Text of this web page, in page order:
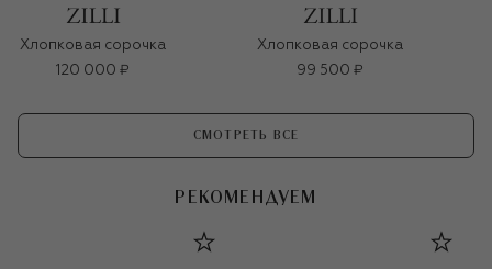
Хлопковая сорочка
120 000 ₽
Хлопковая сорочка
99 500 ₽
СМОТРЕТЬ ВСЕ
РЕКОМЕНДУЕМ